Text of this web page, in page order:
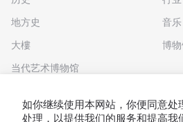
地方史
大樓
当代艺术博物馆
音乐
博
如你继续使用本网站，你便同意处
处理，以提供我们的服务和提高我